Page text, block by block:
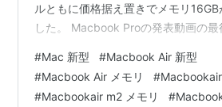
ルともに価格据え置きでメモリ
した。 Macbook Proの発表動画の最
Macbook Airがアップデートしたこと
されていません。 仕様はきちんと変
い方もいっしゃると思います。
#Mac 新型 #Macbook Air 新型
#Macbook Air メモリ #
#Macbookair m2 メモリ #